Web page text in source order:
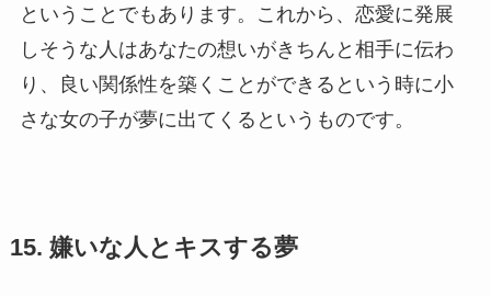
ということでもあります。これから、恋愛に発展
しそうな人はあなたの想いがきちんと相手に伝わ
り、良い関係性を築くことができるという時に小
さな女の子が夢に出てくるというものです。
15. 嫌いな人とキスする夢